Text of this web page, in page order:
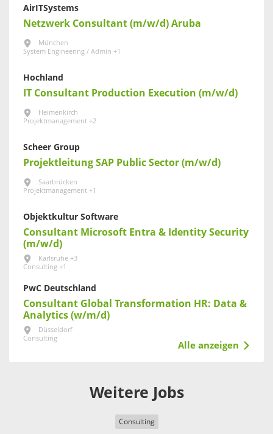
AirITSystems
Netzwerk Consultant (m/w/d) Aruba
München
System Engineering / Admin +1
Hochland
IT Consultant Production Execution (m/w/d)
Heimenkirch
Projektmanagement +2
Scheer Group
Projektleitung SAP Public Sector (m/w/d)
Saarbrücken
Projektmanagement +1
Objektkultur Software
Consultant Microsoft Entra & Identity Security
(m/w/d)
Karlsruhe +3
Consulting +1
PwC Deutschland
Consultant Global Transformation HR: Data &
Analytics (w/m/d)
Düsseldorf
Consulting
Alle anzeigen
Weitere Jobs
Consulting